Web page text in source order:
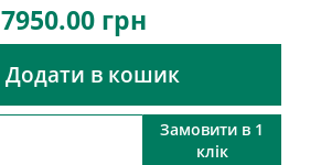
7950.00 грн
Додати в кошик
Замовити в 1
клік